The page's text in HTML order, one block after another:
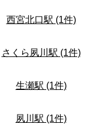
西宮北口駅 (1件)
さくら夙川駅 (1件)
生瀬駅 (1件)
夙川駅 (1件)